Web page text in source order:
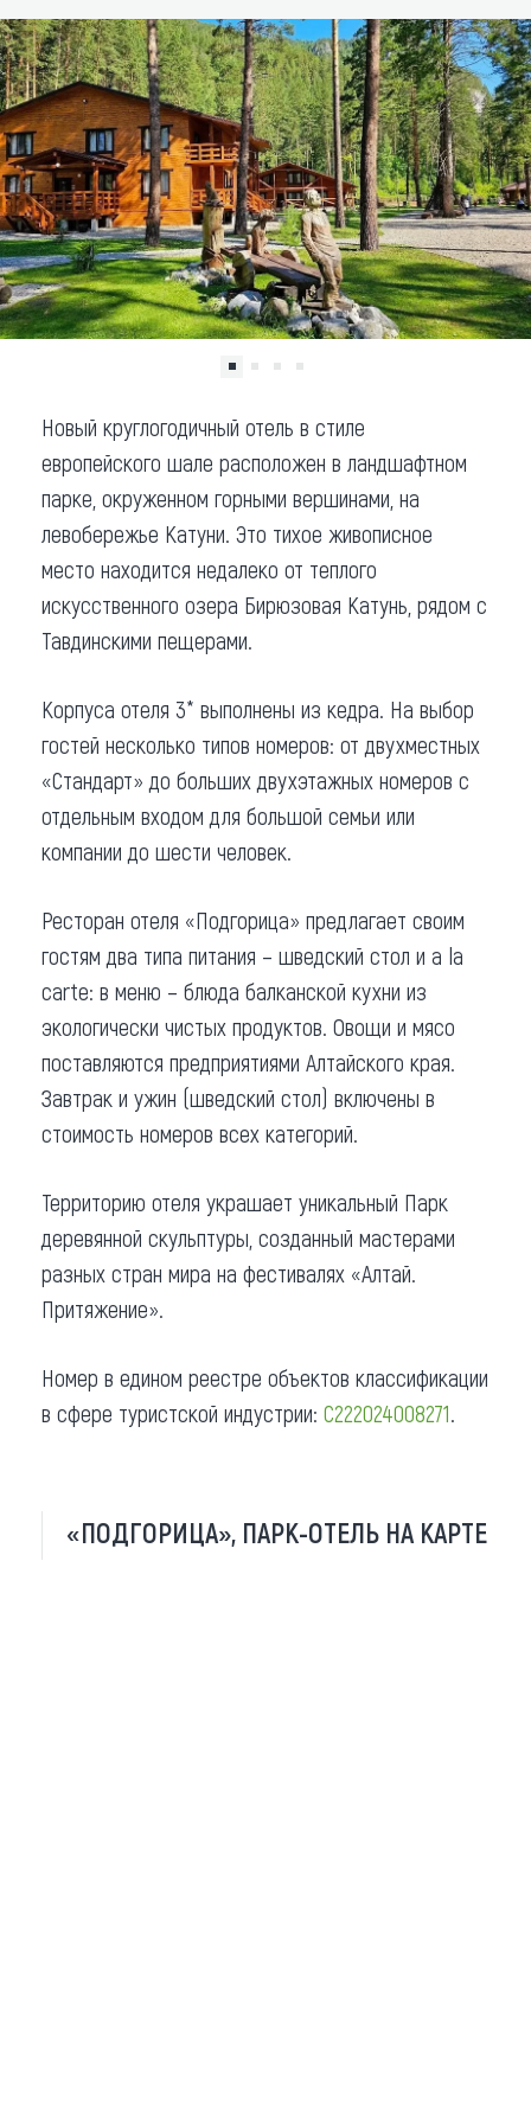
Что привезти (сувениры)
О регионе
Коллекция впечатлений
Другие рубрики
Новый круглогодичный отель в стиле
европейского шале расположен в ландшафтном
парке, окруженном горными вершинами, на
левобережье Катуни. Это тихое живописное
место находится недалеко от теплого
искусственного озера Бирюзовая Катунь, рядом с
Тавдинскими пещерами.
Корпуса отеля 3* выполнены из кедра. На выбор
гостей несколько типов номеров: от двухместных
«Стандарт» до больших двухэтажных номеров с
отдельным входом для большой семьи или
компании до шести человек.
Ресторан отеля «Подгорица» предлагает своим
гостям два типа питания – шведский стол и a la
carte: в меню – блюда балканской кухни из
экологически чистых продуктов. Овощи и мясо
поставляются предприятиями Алтайского края.
Завтрак и ужин (шведский стол) включены в
стоимость номеров всех категорий.
Территорию отеля украшает уникальный Парк
деревянной скульптуры, созданный мастерами
разных стран мира на фестивалях «Алтай.
Притяжение».
Номер в едином реестре объектов классификации
в сфере туристской индустрии: С222024008271
«ПОДГОРИЦА», ПАРК-ОТЕЛЬ НА КАРТЕ